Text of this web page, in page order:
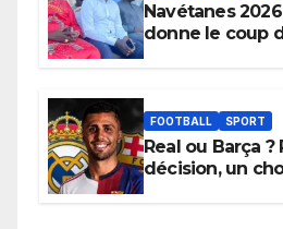
Navétanes
donne le coup
apaisées.
FOOTBALL SPORT
Real ou Barça ?
décision, un